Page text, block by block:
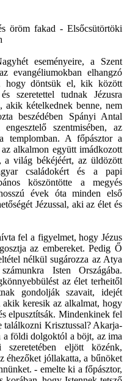
öröm fakad - Elsőcsütörtöki
eseményeire, a Szent
evangéliumokban elhangzó
hogy döntsük el, kik között
szeretettel tudnak Jézusra
akik kételkednek benne, nem
beszédében Spányi Antal
szentmisében, az
templomban. A főpásztor a
alkalmon együtt imádkozott
a világ békéjéért, az üldözött
családokért és a papi
köszöntötte a megyés
évek óta minden első
Jézussal, aki az élet és
fel a figyelmet, hogy Jézus
az embereket. Pedig Ő
nélkül sugározza az Atya
Isten Országába.
az élet terheitől
gondolják szavait, idejét
akik keresik az alkalmat, hogy
elpusztítsák. Mindenkinek fel
találkozni Krisztussal? Akarja-
a földi dolgoktól a böjt, az ima
eljött közénk,
éhezőket jóllakatta, a bűnöket
- emelte ki a főpásztor,